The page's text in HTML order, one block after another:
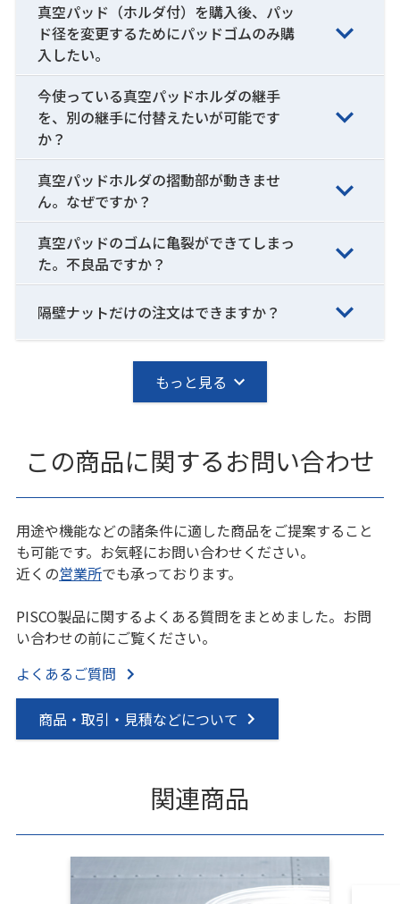
真空パッド（ホルダ付）を購入後、パッ
ド径を変更するためにパッドゴムのみ購
入したい。
今使っている真空パッドホルダの継手
を、別の継手に付替えたいが可能です
か？
真空パッドホルダの摺動部が動きませ
ん。なぜですか？
真空パッドのゴムに亀裂ができてしまっ
た。不良品ですか？
隔壁ナットだけの注文はできますか？
もっと見る
この商品に関するお問い合わせ
用途や機能などの諸条件に適した商品をご提案すること
も可能です。お気軽にお問い合わせください。
近くの営業所でも承っております。
PISCO製品に関するよくある質問をまとめました。お問
い合わせの前にご覧ください。
よくあるご質問
商品・取引・見積などについて
関連商品